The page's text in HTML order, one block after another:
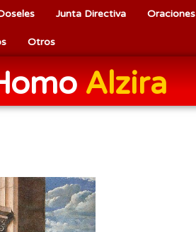
Junta Directiva Oraciones
Otros
Alzira